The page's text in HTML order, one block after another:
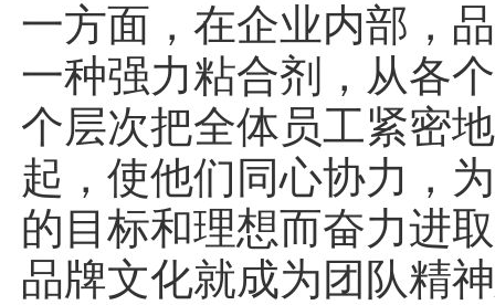
一方面，在企业内部，
一种强力粘合剂，从各
个层次把全体员工紧密
起，使他们同心协力，
的目标和理想而奋力进
品牌文化就成为团队精